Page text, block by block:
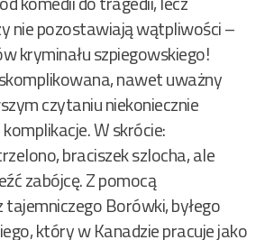
nie pozostawiają wątpliwości –
kryminału szpiegowskiego!
nawet uważny
czytaniu niekoniecznie
W skrócie:
braciszek szlocha, ale
zabójcę. Z pomocą
Borówki, byłego
który w Kanadzie pracuje jako